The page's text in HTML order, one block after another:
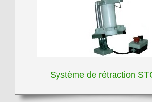
Système de rétraction